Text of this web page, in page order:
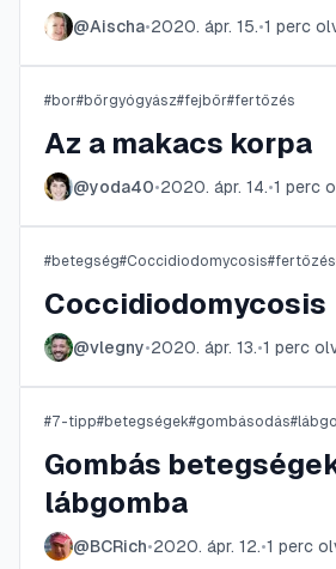
@Aischa•2020. ápr. 15.•1 perc
#bor#bőrgyógyász#fejbőr#fertőzés
Az a makacs korpa
@yoda40•2020. ápr. 14.•1 perc
#betegség#Coccidiodomycosis#fertőzés
Coccidiodomycosis
@vlegny•2020. ápr. 13.•1 perc
#7-tipp#betegségek#gombásodás#
Gombás
lábgomba
@BCRich•2020. ápr. 12.•1 perc